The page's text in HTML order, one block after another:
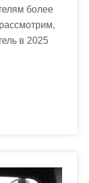
более
в 2025